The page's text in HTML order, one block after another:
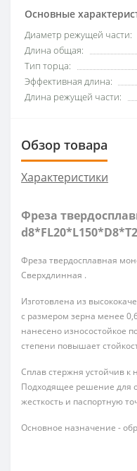
Основные
Диаметр режущей части:
Длина общая:
Тип торца:
Эффективная длина:
Длина режущей части:
Обзор товара
Характеристики
Фреза
d8*FL20*L150*D8*T2
Фреза твердосплавная
Сверхдлинная .
Изготовлена из
с размером зерна менее
нанесено износостойкое
степени повышает
Сплав стержня устойчив
Подходящее решение для
жесткость и паспортную
Основное назначение -